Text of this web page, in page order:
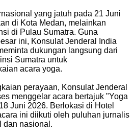
yang jatuh pada 21 Juni
di Kota Medan, melainkan
di Pulau Sumatra. Guna
ini, Konsulat Jenderal India
dukungan langsung dari
Sumatra untuk
acara yoga.
perayaan, Konsulat Jenderal
menggelar acara bertajuk "Yoga
Juni 2026. Berlokasi di Hotel
ini diikuti oleh puluhan jurnalis
dan nasional.